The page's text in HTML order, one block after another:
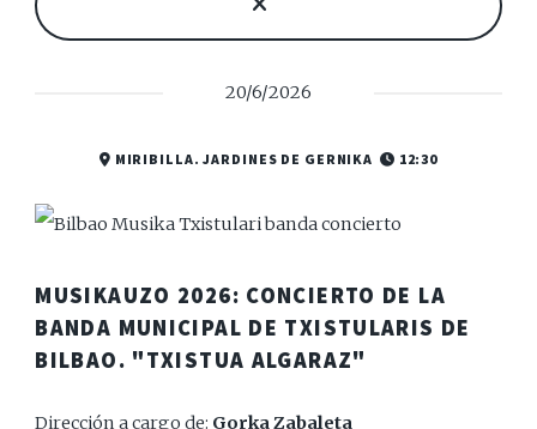
20/6/2026
MIRIBILLA. JARDINES DE GERNIKA 12:30
MUSIKAUZO 2026: CONCIERTO DE LA
BANDA MUNICIPAL DE TXISTULARIS DE
BILBAO. "TXISTUA ALGARAZ"
Dirección a cargo de: Gorka Zabaleta